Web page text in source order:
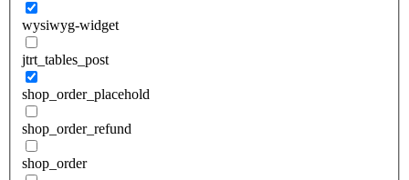
wysiwyg-widget
jtrt_tables_post
shop_order_placehold
shop_order_refund
shop_order